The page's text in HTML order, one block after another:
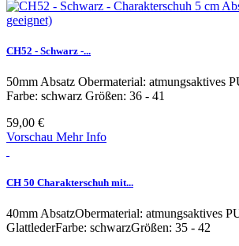
CH52 - Schwarz -...
50mm Absatz Obermaterial: atmungsaktives
Farbe: schwarz Größen: 36 - 41
59,00 €
Vorschau Mehr Info
CH 50 Charakterschuh mit...
40mm AbsatzObermaterial: atmungsaktives
GlattlederFarbe: schwarzGrößen: 35 - 42